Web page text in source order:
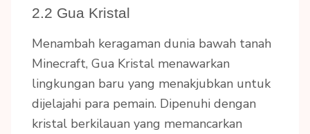
2.2 Gua Kristal
Menambah keragaman dunia bawah tanah
Minecraft, Gua Kristal menawarkan
lingkungan baru yang menakjubkan untuk
dijelajahi para pemain. Dipenuhi dengan
kristal berkilauan yang memancarkan